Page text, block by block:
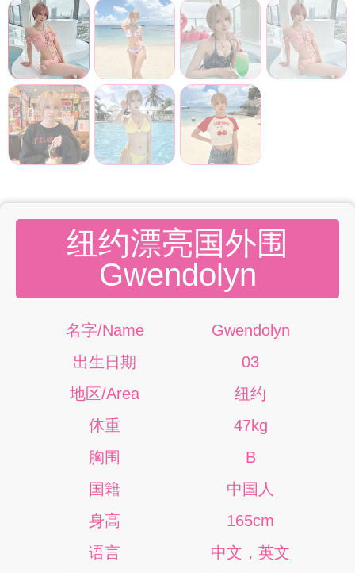
纽约漂亮国外围
Gwendolyn
名字/Name
Gwendolyn
出生日期
03
地区/Area
纽约
体重
47kg
胸围
B
国籍
中国人
身高
165cm
语言
中文，英文